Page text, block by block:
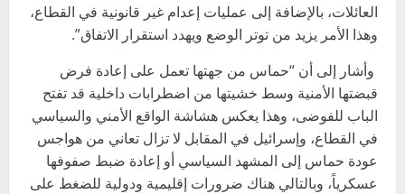
العائلات، بالإضافة إلى عمليات إعدام غير قانونية في القطاع،
وهذا الأمر يزيد من توتر الوضع ويهدد استقرار الاتفاق”.
وأشار إلى أن “حماس من جهتها تعمل على إعادة فرض
قبضتها الأمنية وسط خشيتها من اضطرابات داخلية قد تفتح
الباب للفوضى، وهذا يعكس هشاشة الواقع الأمني والسياسي
في القطاع، وإسرائيل في المقابل لا تزال تعاني من هواجس
عودة حماس إلى المشهد السياسي أو إعادة ضبط صفوفها
عسكرياً، وبالتالي هناك ضرورات إقليمية ودولية للضغط على